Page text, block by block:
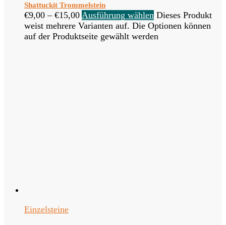
Shattuckit Trommelstein
€9,00 – €15,00 Ausführung wählen Dieses Produkt
weist mehrere Varianten auf. Die Optionen können
auf der Produktseite gewählt werden
Einzelsteine